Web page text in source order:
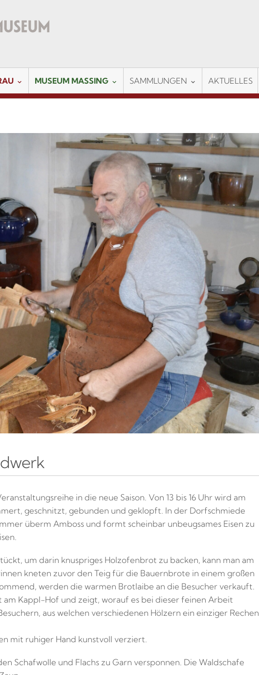
MUSEUM MASSING SAMMLUNGEN AKTUELLES
in die neue Saison. Von 13 bis 16 Uhr wird am
geschnitzt, gebunden und geklopft. In der Dorfschmiede
überm Amboss und formt scheinbar unbeugsames Eisen zu
um darin knuspriges Holzofenbrot zu backen, kann man am
kneten zuvor den Teig für die Bauernbrote in einem großen
werden die warmen Brotlaibe an die Besucher verkauft.
Kappl-Hof und zeigt, worauf es bei dieser feinen Arbeit
aus welchen verschiedenen Hölzern ein einziger Rechen
mit ruhiger Hand kunstvoll verziert.
Schafwolle und Flachs zu Garn versponnen. Die Waldschafe